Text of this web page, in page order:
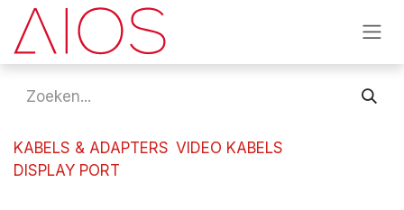
Overslaan naar inhoud
KABELS & ADAPTERS VIDEO KABELS
DISPLAY PORT